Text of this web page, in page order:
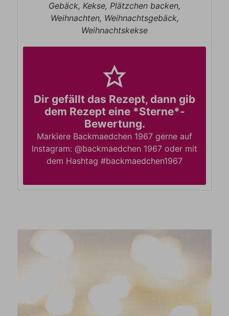
Gebäck, Kekse, Plätzchen backen,
Weihnachten, Weihnachtsgebäck,
Weihnachtskekse
Dir gefällt das Rezept, dann gib
dem Rezept eine *Sterne*-
Bewertung.
Markiere Backmaedchen 1967 gerne auf
Instagram: @backmaedchen 1967 oder mit
dem Hashtag #backmaedchen1967